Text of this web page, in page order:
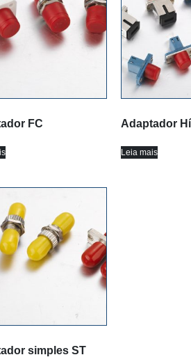
FC Adaptador
Leia mais
simples ST